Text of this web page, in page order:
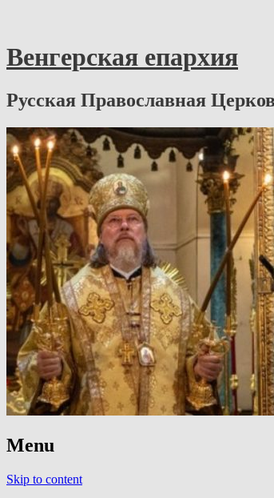
Венгерская епархия
Русская Православная
Menu
Skip to content